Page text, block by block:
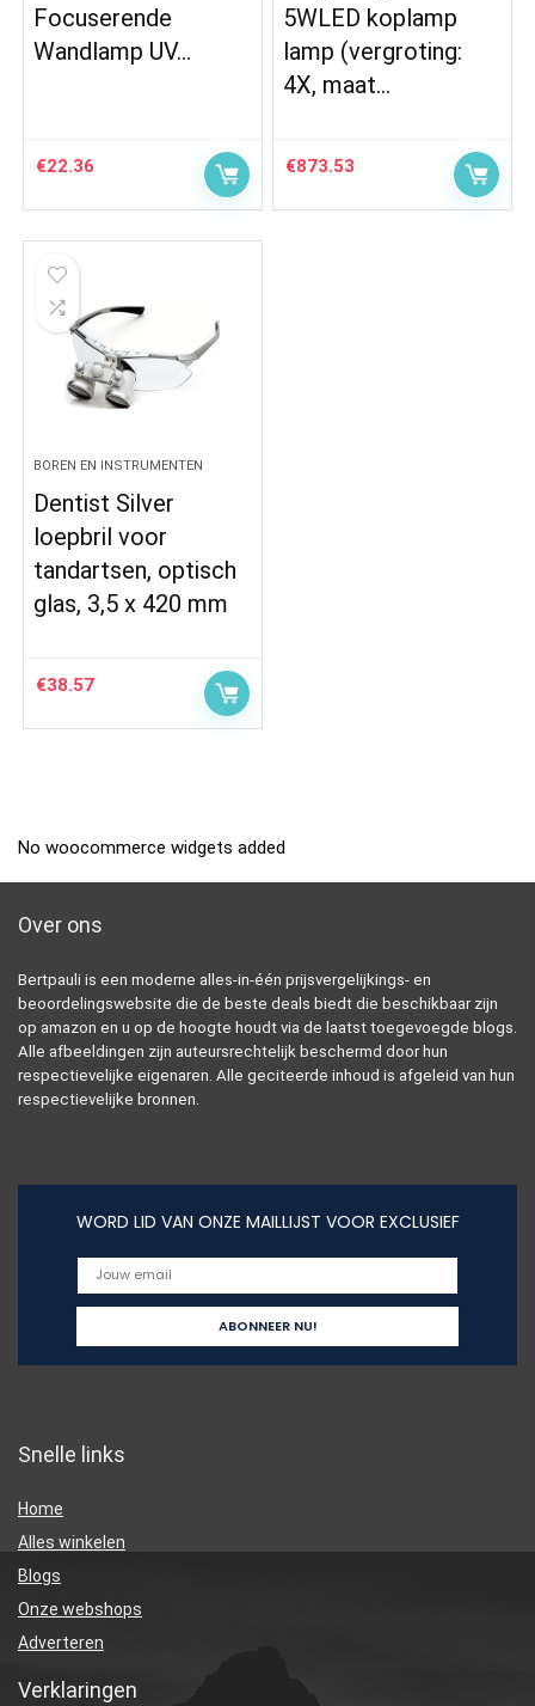
Focuserende
Wandlamp UV…
€22.36
5WLED koplamp
lamp (vergroting:
4X, maat…
€873.53
BOREN EN INSTRUMENTEN
Dentist Silver
loepbril voor
tandartsen, optisch
glas, 3,5 x 420 mm
€38.57
No woocommerce widgets added
Over ons
Bertpauli is een moderne alles-in-één prijsvergelijkings- en
beoordelingswebsite die de beste deals biedt die beschikbaar zijn
op amazon en u op de hoogte houdt via de laatst toegevoegde blogs.
Alle afbeeldingen zijn auteursrechtelijk beschermd door hun
respectievelijke eigenaren. Alle geciteerde inhoud is afgeleid van hun
respectievelijke bronnen.
WORD LID VAN ONZE MAILLIJST VOOR EXCLUSIEF
Snelle links
Home
Alles winkelen
Blogs
Onze webshops
Adverteren
Verklaringen